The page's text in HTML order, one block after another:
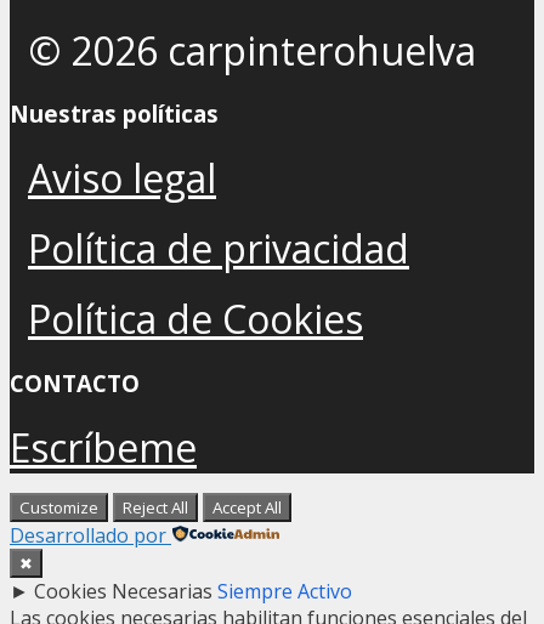
© 2026 carpinterohuelva
Nuestras políticas
Aviso legal
Política de privacidad
Política de Cookies
CONTACTO
Escríbeme
Customize Reject All Accept All
Desarrollado por
✖
► Cookies Necesarias Siempre Activo
Las cookies necesarias habilitan funciones esenciales del